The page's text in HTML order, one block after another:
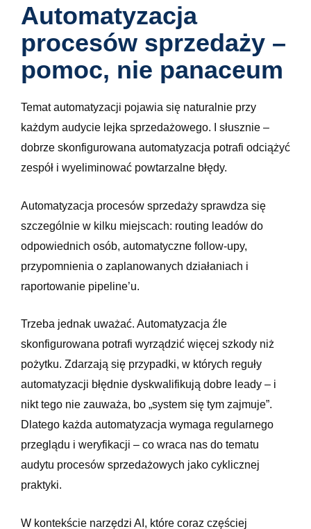
Automatyzacja
procesów sprzedaży –
pomoc, nie panaceum
Temat automatyzacji pojawia się naturalnie przy
każdym audycie lejka sprzedażowego. I słusznie –
dobrze skonfigurowana automatyzacja potrafi odciążyć
zespół i wyeliminować powtarzalne błędy.
Automatyzacja procesów sprzedaży sprawdza się
szczególnie w kilku miejscach: routing leadów do
odpowiednich osób, automatyczne follow-upy,
przypomnienia o zaplanowanych działaniach i
raportowanie pipeline’u.
Trzeba jednak uważać. Automatyzacja źle
skonfigurowana potrafi wyrządzić więcej szkody niż
pożytku. Zdarzają się przypadki, w których reguły
automatyzacji błędnie dyskwalifikują dobre leady – i
nikt tego nie zauważa, bo „system się tym zajmuje”.
Dlatego każda automatyzacja wymaga regularnego
przeglądu i weryfikacji – co wraca nas do tematu
audytu procesów sprzedażowych jako cyklicznej
praktyki.
W kontekście narzędzi AI, które coraz częściej